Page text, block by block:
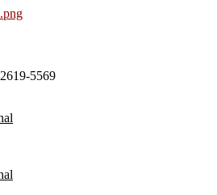
5569